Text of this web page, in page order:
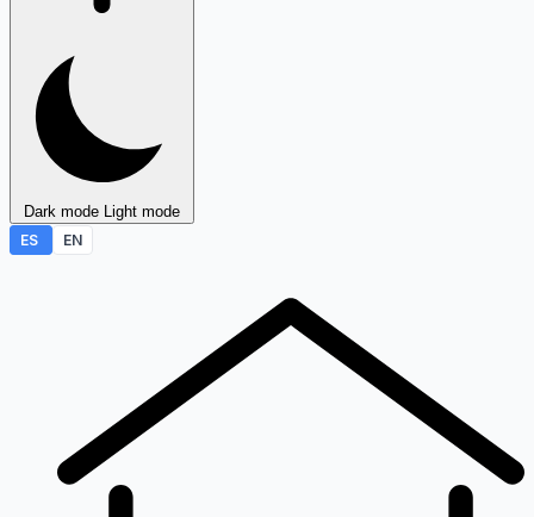
Dark mode Light mode
ES
EN